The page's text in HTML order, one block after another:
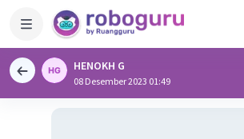
HENOKH G
08 Desember 2023 01:49